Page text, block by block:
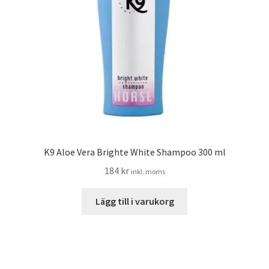
K9 Aloe Vera Brighte White Shampoo 300 ml
184 kr inkl. moms
Lägg till i varukorg